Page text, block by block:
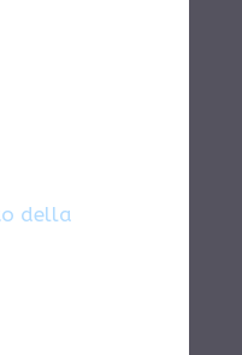
della